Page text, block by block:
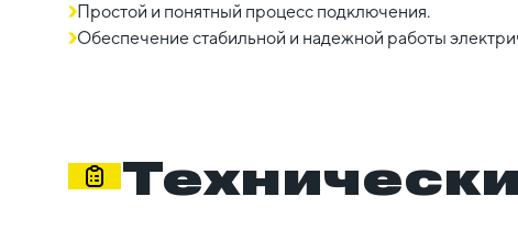
Простой и понятный процесс подключения.
Обеспечение стабильной и надежной работы